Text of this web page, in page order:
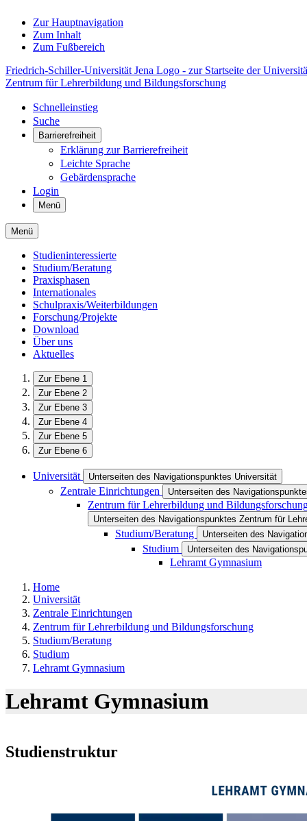
Zur Hauptnavigation
Zum Inhalt
Zum Fußbereich
Friedrich-Schiller-Universität Jena Logo - zur Startseite der
Zentrum für Lehrerbildung und Bildungsforschung
Schnelleinstieg
Suche
Barrierefreiheit
Erklärung zur Barrierefreiheit
Leichte Sprache
Gebärdensprache
Login
Menü
Menü
Studieninteressierte
Studium/Beratung
Praxisphasen
Internationales
Schulpraxis/Weiterbildungen
Forschung/Projekte
Download
Über uns
Aktuelles
Zur Ebene 1
Zur Ebene 2
Zur Ebene 3
Zur Ebene 4
Zur Ebene 5
Zur Ebene 6
Universität Unterseiten des Navigationspunktes Universität
Zentrale Einrichtungen Unterseiten des
Zentrum für Lehrerbildung und
Unterseiten des Navigationspunktes Zentrum für
Studium/Beratung Unterseiten des
Studium Unterseiten des
Lehramt Gymnasium
Home
Universität
Zentrale Einrichtungen
Zentrum für Lehrerbildung und Bildungsforschung
Studium/Beratung
Studium
Lehramt Gymnasium
Lehramt Gymnasium
Studienstruktur